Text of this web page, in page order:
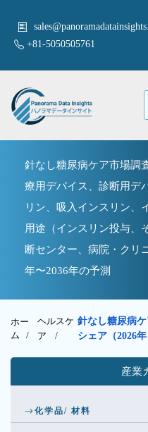
+81-5050505761
針なし糖尿病ケア市場調
療用デバイス、診断用デ
リン、吸入インスリン、
用途（インスリン投与、
断センター、病院・クリ
年〜2036年の予測
ホー
ム /
ヘルスケ
ア /
針なし糖尿病
シェア（2026
産業
化学品/ 材料